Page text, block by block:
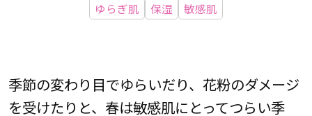
ゆらぎ肌
保湿 敏感肌
季節の変わり目でゆらいだり、花粉のダメージ
を受けたりと、春は敏感肌にとってつらい季